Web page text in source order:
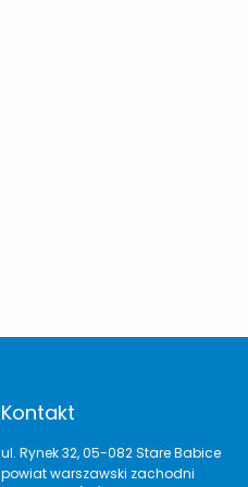
Kontakt
ul. Rynek 32, 05-082 Stare Babice
powiat warszawski zachodni